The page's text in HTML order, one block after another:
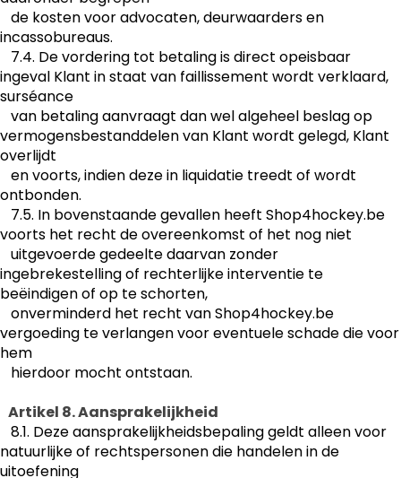
de kosten voor advocaten, deurwaarders en
incassobureaus.
7.4. De vordering tot betaling is direct opeisbaar
ingeval Klant in staat van faillissement wordt verklaard,
surséance
van betaling aanvraagt dan wel algeheel beslag op
vermogensbestanddelen van Klant wordt gelegd, Klant
overlijdt
en voorts, indien deze in liquidatie treedt of wordt
ontbonden.
7.5. In bovenstaande gevallen heeft Shop4hockey.be
voorts het recht de overeenkomst of het nog niet
uitgevoerde gedeelte daarvan zonder
ingebrekestelling of rechterlijke interventie te
beëindigen of op te schorten,
onverminderd het recht van Shop4hockey.be
vergoeding te verlangen voor eventuele schade die voor
hem
hierdoor mocht ontstaan.
Artikel 8. Aansprakelijkheid
8.1. Deze aansprakelijkheidsbepaling geldt alleen voor
natuurlijke of rechtspersonen die handelen in de
uitoefening